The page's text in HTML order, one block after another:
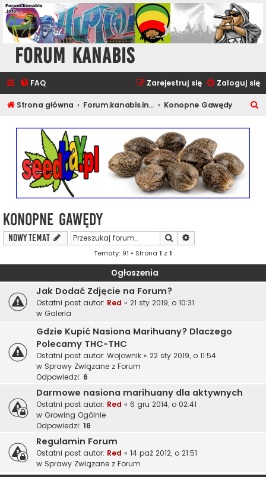
Forum Kanabis
FAQ Zaloguj się
Zarejestruj się
Strona główna Forum.kanabis.info - Ganja Tematy Konopne Gawędy
Konopne Gawędy
NOWY TEMAT Szukaj
Tematy: 91 • Strona 1 z 1
Ogłoszenia
Jak Dodać Zdjęcie na Forum?
Ostatni post autor: Red « 21 sty 2019, o 10:31
w Galeria
Gdzie Kupić Nasiona Marihuany? Dlaczego
Polecamy THC-THC
Ostatni post autor: Wojownik « 22 sty 2019, o 11:54
w Sprawy Związane z Forum
Odpowiedzi: 6
Darmowe nasiona marihuany dla aktywnych
Ostatni post autor: Red « 6 gru 2014, o 02:41
w Growing Ogólnie
Odpowiedzi: 16
Regulamin Forum
Ostatni post autor: Red « 14 paź 2012, o 21:51
w Sprawy Związane z Forum